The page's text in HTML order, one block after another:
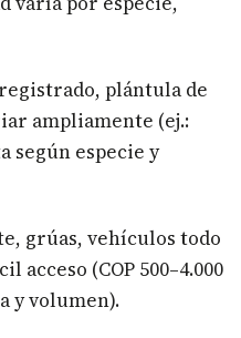
plántula de
ampliamente (ej.:
según especie y
grúas, vehículos todo
(COP 500–4.000
y volumen).